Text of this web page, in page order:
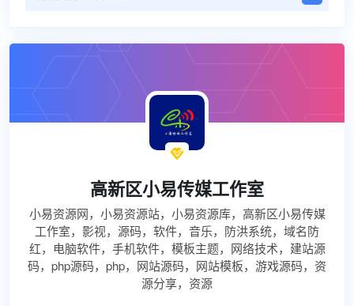

高新区小易传媒工作室
小易资源网，小易资源站，小易资源库，高新区小易传媒
工作室，影视，源码，软件，音乐，防洪系统，域名防
红，电脑软件，手机软件，模板主题，网络技术，建站源
码，php源码，php，网站源码，网站模板，游戏源码，资
源分享，资源